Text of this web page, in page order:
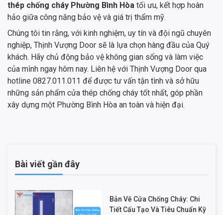
thép chống cháy Phường Bình Hòa tối ưu, kết hợp hoàn
hảo giữa công năng bảo vệ và giá trị thẩm mỹ.
Chúng tôi tin rằng, với kinh nghiệm, uy tín và đội ngũ chuyên
nghiệp, Thịnh Vượng Door sẽ là lựa chọn hàng đầu của Quý
khách. Hãy chủ động bảo vệ không gian sống và làm việc
của mình ngay hôm nay. Liên hệ với Thịnh Vượng Door qua
hotline 0827.011.011 để được tư vấn tận tình và sở hữu
những sản phẩm cửa thép chống cháy tốt nhất, góp phần
xây dựng một Phường Bình Hòa an toàn và hiện đại.
Bài viết gần đây
Bản Vẽ Cửa Chống Cháy: Chi
Tiết Cấu Tạo Và Tiêu Chuẩn Kỹ